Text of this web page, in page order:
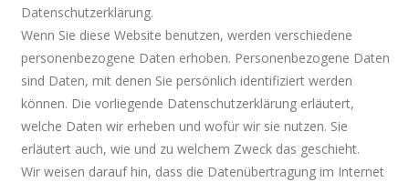
Datenschutzerklärung.
Wenn Sie diese Website benutzen, werden verschiedene
personenbezogene Daten erhoben. Personenbezogene Daten
sind Daten, mit denen Sie persönlich identifiziert werden
können. Die vorliegende Datenschutzerklärung erläutert,
welche Daten wir erheben und wofür wir sie nutzen. Sie
erläutert auch, wie und zu welchem Zweck das geschieht.
Wir weisen darauf hin, dass die Datenübertragung im Internet